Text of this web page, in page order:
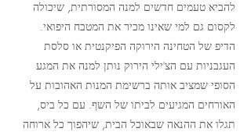
להביא טעמים חדשים למנה המסורתית, שיכולה
לקסום גם למי שאינו מכיר את המטבח היפואי.
הדיפ של הטחינה הירוקה הפיקנטית או סלסת
העגבניות עם הצ'ילי הירוק נותן למנה את המגע
הסופי שמציב אותה ברשימת המנות האהובות על
האורחים המגיעים לביתו של השף. עם כל ביס,
תגלו את ההנאה שבאוכל הבית, שיהפוך כל ארוחה